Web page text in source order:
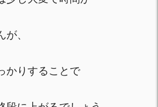
、
かりすることで